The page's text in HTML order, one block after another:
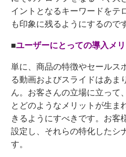
イントとなるキーワードをテ
も印象に残るようにするので
■ユーザーにとっての導入メ
単に、商品の特徴やセールス
る動画およびスライドはあま
ん。お客さんの立場に立って
とどのようなメリットが生ま
きるようにすべきです。お客
設定し、それらの特化したシ
す。